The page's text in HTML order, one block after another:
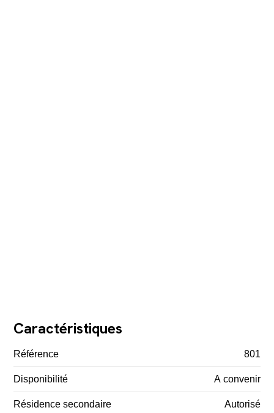
Caractéristiques
Référence 801
Disponibilité A convenir
Résidence secondaire Autorisé